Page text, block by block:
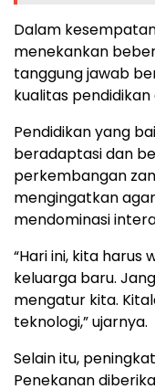
Dalam
menekankan
tanggung jawab
kualitas
Pendidikan yang
beradaptasi dan
perkembangan
mengingatkan
mendominasi
“Hari ini, kita harus
keluarga baru.
mengatur kita.
teknologi,” ujarnya.
Selain itu,
Penekanan